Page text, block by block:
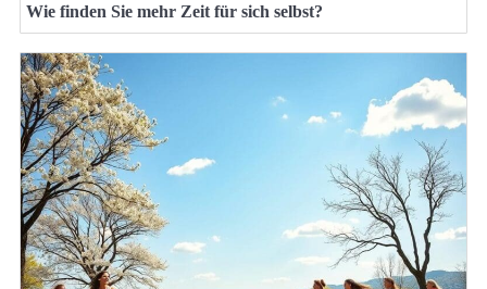
Wie finden Sie mehr Zeit für sich selbst?